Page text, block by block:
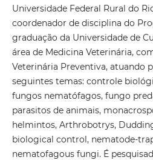
Universidade Federal Rural do
coordenador de disciplina do
graduação da Universidade de
área de Medicina Veterinária,
Veterinária Preventiva, atuando
seguintes temas: controle
fungos nematófagos, fungo
parasitos de animais,
helmintos, Arthrobotrys,
biological control, nematode-
nematofagous fungi. É